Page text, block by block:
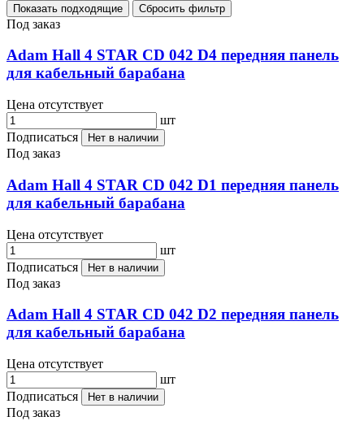
Под заказ
Adam Hall 4 STAR CD 042 D4 передняя панель
для кабельный барабана
Цена отсутствует
шт
Подписаться
Нет в наличии
Под заказ
Adam Hall 4 STAR CD 042 D1 передняя панель
для кабельный барабана
Цена отсутствует
шт
Подписаться
Нет в наличии
Под заказ
Adam Hall 4 STAR CD 042 D2 передняя панель
для кабельный барабана
Цена отсутствует
шт
Подписаться
Нет в наличии
Под заказ